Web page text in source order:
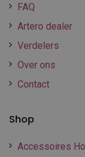
FAQ
Artero dealer
Verdelers
Over ons
Contact
Shop
Accessoires